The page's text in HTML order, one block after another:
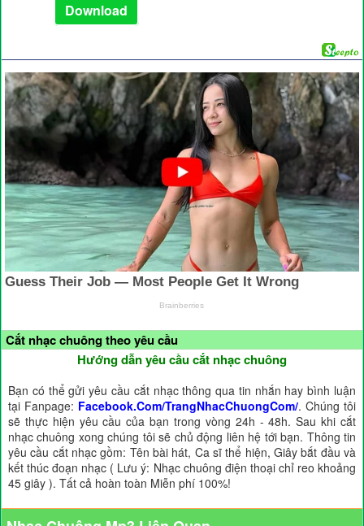
Download
Cắt nhạc chuông theo yêu cầu
Hướng dẫn yêu cầu cắt nhạc chuông
Bạn có thể gửi yêu cầu cắt nhạc thông qua tin nhắn hay bình luận
tại Fanpage: Facebook.Com/TrangNhacChuongCom/. Chúng tôi
sẽ thực hiện yêu cầu của bạn trong vòng 24h - 48h. Sau khi cắt
nhạc chuông xong chúng tôi sẽ chủ động liên hệ tới bạn. Thông tin
yêu cầu cắt nhạc gồm: Tên bài hát, Ca sĩ thể hiện, Giây bắt đầu và
kết thúc đoạn nhạc ( Lưu ý: Nhạc chuông điện thoại chỉ reo khoảng
45 giây ). Tất cả hoàn toàn Miễn phí 100%!